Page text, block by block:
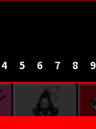
4 5 6 7 8 9